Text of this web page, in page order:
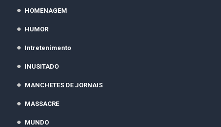
HOMENAGEM
HUMOR
Intretenimento
INUSITADO
MANCHETES DE JORNAIS
MASSACRE
MUNDO